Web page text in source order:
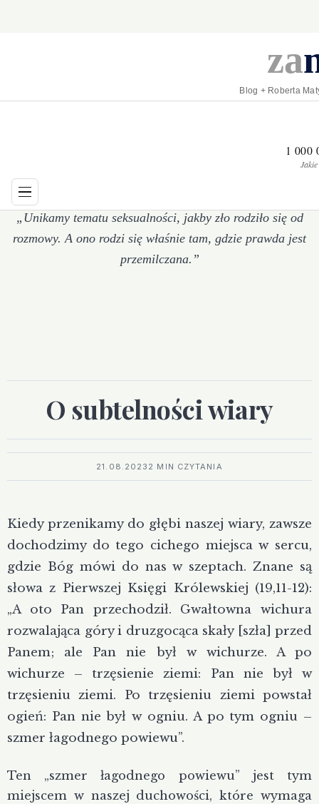
za
Blog + Roberta
1 000
„Unikamy tematu seksualności, jakby zło rodziło się od
rozmowy. A ono rodzi się właśnie tam, gdzie prawda jest
przemilczana.”
O subtelności wiary
21.08.2023 2 MIN CZYTANIA
Kiedy przenikamy do głębi naszej wiary, zawsze
dochodzimy do tego cichego miejsca w sercu,
gdzie Bóg mówi do nas w szeptach. Znane są
słowa z Pierwszej Księgi Królewskiej (19,11-12):
„A oto Pan przechodził. Gwałtowna wichura
rozwalająca góry i druzgocąca skały [szła] przed
Panem; ale Pan nie był w wichurze. A po
wichurze – trzęsienie ziemi: Pan nie był w
trzęsieniu ziemi. Po trzęsieniu ziemi powstał
ogień: Pan nie był w ogniu. A po tym ogniu –
szmer łagodnego powiewu”.
Ten „szmer łagodnego powiewu” jest tym
miejscem w naszej duchowości, które wymaga